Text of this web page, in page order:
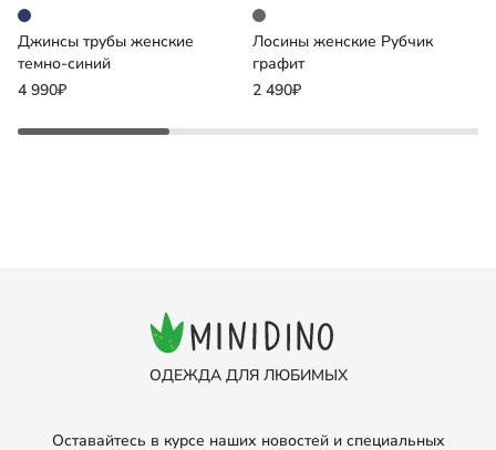
Джинсы трубы женские
темно-синий
4 990₽
Лосины женские Рубчик
графит
2 490₽
ОДЕЖДА ДЛЯ ЛЮБИМЫХ
Оставайтесь в курсе наших новостей и специальных